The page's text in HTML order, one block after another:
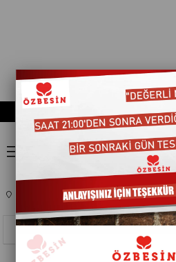
TEMEL GIDA HAZIR YEMEKLER
Sıralama